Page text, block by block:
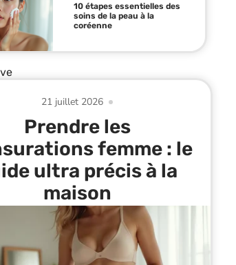
10 étapes essentielles des
soins de la peau à la
coréenne
21 juillet 2026
Prendre les
femme : le
ultra précis à la
maison